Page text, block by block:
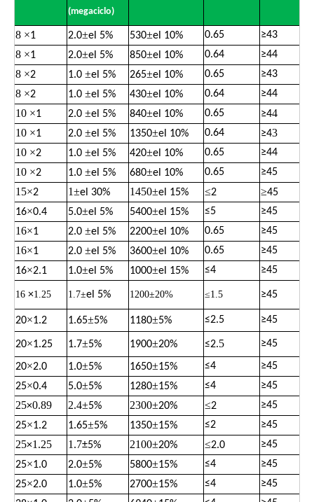
(megaciclo)
8 ×1 2.0±el 5% 530±el 10% 0.65 ≥43
8 ×1 2.0±el 5% 850±el 10% 0.64 ≥44
8 ×2 1.0 ±el 5% 265±el 10% 0.65 ≥43
8 ×2 1.0 ±el 5% 430±el 10% 0.64 ≥44
10 ×1 2.0 ±el 5% 840±el 10% 0.65 ≥44
10 ×1 2.0 ±el 5% 1350±el 10% 0.64 ≥43
10 ×2 1.0 ±el 5% 420±el 10% 0.65 ≥44
10 ×2 1.0 ±el 5% 680±el 10% 0.65 ≥45
15×2 1±el 30% 1450±el 15% ≤2 ≥45
16×0.4 5.0±el 5% 5400±el 15% ≤5 ≥45
16×1 2.0 ±el 5% 2200±el 10% 0.65 ≥45
16×1 2.0 ±el 5% 3600±el 10% 0.65 ≥45
16×2.1 1.0±el 5% 1000±el 15% ≤4 ≥45
16 ×1.25 1.7±el 5% 1200±20% ≤1.5 ≥45
20×1.2 1.65±5% 1180±5% ≤2.5 ≥45
20×1.25 1.7±5% 1900±20% ≤2.5 ≥45
20×2.0 1.0±5% 1650±15% ≤4 ≥45
25×0.4 5.0±5% 1280±15% ≤4 ≥45
25×0.89 2.4±5% 2300±20% ≤2 ≥45
25×1.2 1.65±5% 1350±15% ≤2 ≥45
25×1.25 1.7±5% 2100±20% ≤2.0 ≥45
25×1.0 2.0±5% 5800±15% ≤4 ≥45
25×2.0 1.0±5% 2700±15% ≤4 ≥45